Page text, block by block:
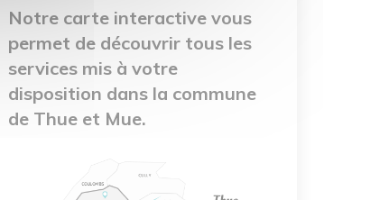
Notre carte interactive vous
permet de découvrir tous les
services mis à votre
disposition dans la commune
de Thue et Mue.